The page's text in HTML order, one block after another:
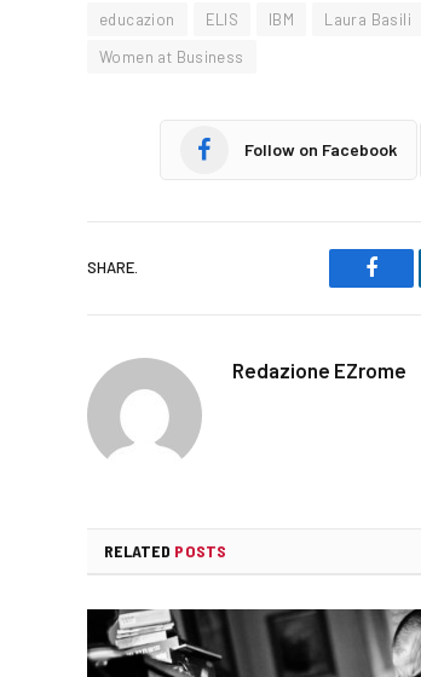
educazion ELIS IBM Laura Basili
Women at Business
Follow on Facebook
SHARE.
Redazione EZrome
RELATED POSTS